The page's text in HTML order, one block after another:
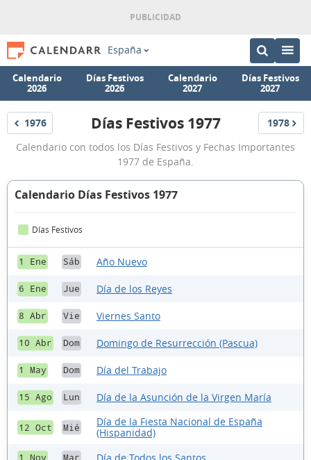
España
Calendario
2026
Días Festivos
2026
Calendario
2027
Días Festivos
2027
Festivos
1976
Días
Festivos
1977
Días Festivos 1977 Festivos
1978
Calendario con todos los Días Festivos y Fechas Importantes
1977 de España.
Calendario Días Festivos 1977
Días Festivos
1 Ene Sáb Año Nuevo
6 Ene Jue Día de los Reyes
8 Abr Vie Viernes Santo
10 Abr Dom Domingo de Resurrección (Pascua)
1 May Dom Día del Trabajo
15 Ago Lun Día de la Asunción de la Virgen María
12 Oct Mié
Día de la Fiesta Nacional de España
(Hispanidad)
1 Nov Mar Día de Todos los Santos